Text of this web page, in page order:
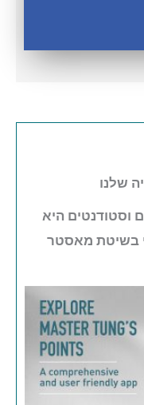
שלנו
וסטודנטים היא
בשיטת מאסטר